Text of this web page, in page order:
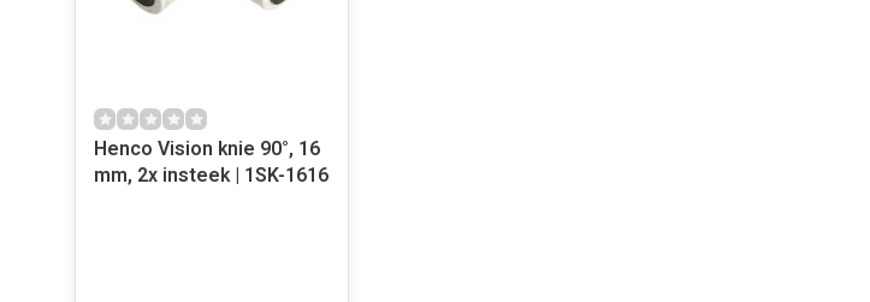
Henco Vision knie 90°, 16
mm, 2x insteek | 1SK-1616